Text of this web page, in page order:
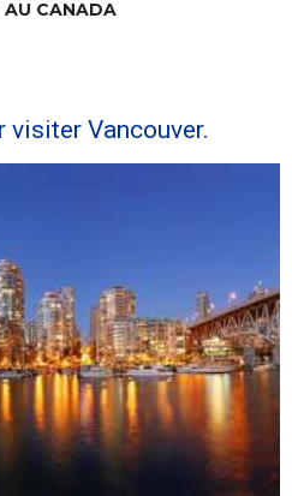
AU CANADA
visiter Vancouver.